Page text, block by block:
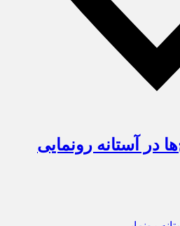
در آستانه رونمایی